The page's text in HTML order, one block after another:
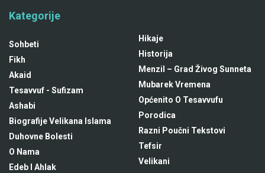
Kategorije
Sohbeti
Fikh
Akaid
Tesavvuf - Sufizam
Ashabi
Biografije Velikana Islama
Duhovne Bolesti
O Nama
Edeb I Ahlak
Hikaje
Historija
Menzil – Grad Živog Sunneta
Mubarek Vremena
Općenito O Tesavvufu
Porodica
Razni Poučni Tekstovi
Tefsir
Velikani